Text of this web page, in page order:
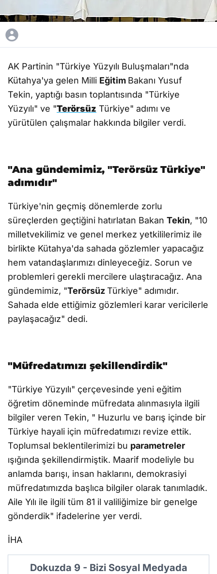
AK Partinin "Türkiye Yüzyılı Buluşmaları"nda
Kütahya'ya gelen Milli Eğitim Bakanı Yusuf
Tekin, yaptığı basın toplantısında "Türkiye
Yüzyılı" ve "Terörsüz Türkiye" adımı ve
yürütülen çalışmalar hakkında bilgiler verdi.
"Ana gündemimiz, "Terörsüz Türkiye"
adımıdır"
Türkiye'nin geçmiş dönemlerde zorlu
süreçlerden geçtiğini hatırlatan Bakan Tekin, "10
milletvekilimiz ve genel merkez yetkililerimiz ile
birlikte Kütahya'da sahada gözlemler yapacağız
hem vatandaşlarımızı dinleyeceğiz. Sorun ve
problemleri gerekli mercilere ulaştıracağız. Ana
gündemimiz, "TerörsüzTürkiye" adımıdır.
Sahada elde ettiğimiz gözlemleri karar vericilerle
paylaşacağız" dedi.
"Müfredatımızı şekillendirdik"
"Türkiye Yüzyılı" çerçevesinde yeni eğitim
öğretim döneminde müfredata alınmasıyla ilgili
bilgiler veren Tekin, " Huzurlu ve barış içinde bir
Türkiye hayali için müfredatımızı revize ettik.
Toplumsal beklentilerimizi bu parametreler
ışığında şekillendirmiştik. Maarif modeliyle bu
anlamda barışı, insan haklarını, demokrasiyi
müfredatımızda başlıca bilgiler olarak tanımladık.
Aile Yılı ile ilgili tüm 81 il valiliğimize bir genelge
gönderdik" ifadelerine yer verdi.
İHA
Dokuzda 9 - Bizi Sosyal Medyada